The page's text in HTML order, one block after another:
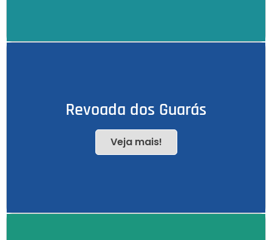
Revoada dos Guarás
Veja mais!